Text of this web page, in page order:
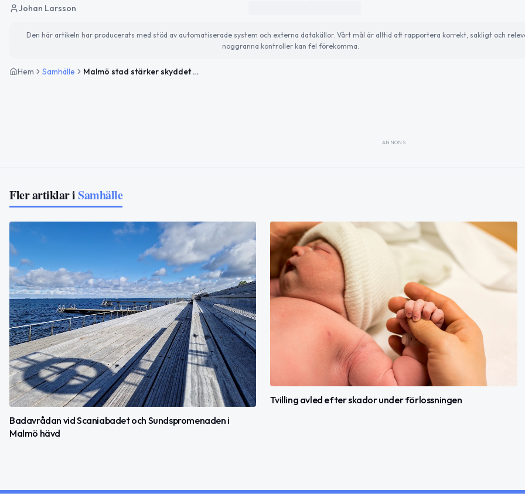
Johan Larsson
Den här artikeln har producerats med stöd av automatiserade system och externa datakällor. Vårt mål är alltid att rapportera korrekt, sakligt och
noggranna kontroller kan fel förekomma.
Hem Samhälle Malmö stad stärker skyddet för förtroendevalda inför valet
ANNONS
Fler artiklar iSamhälle
Badavrådan vid Scaniabadet och Sundspromenaden i
Malmö hävd
Tvilling avled efter skador under förlossningen